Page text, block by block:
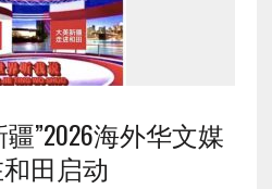
”2026海外华文媒
田启动